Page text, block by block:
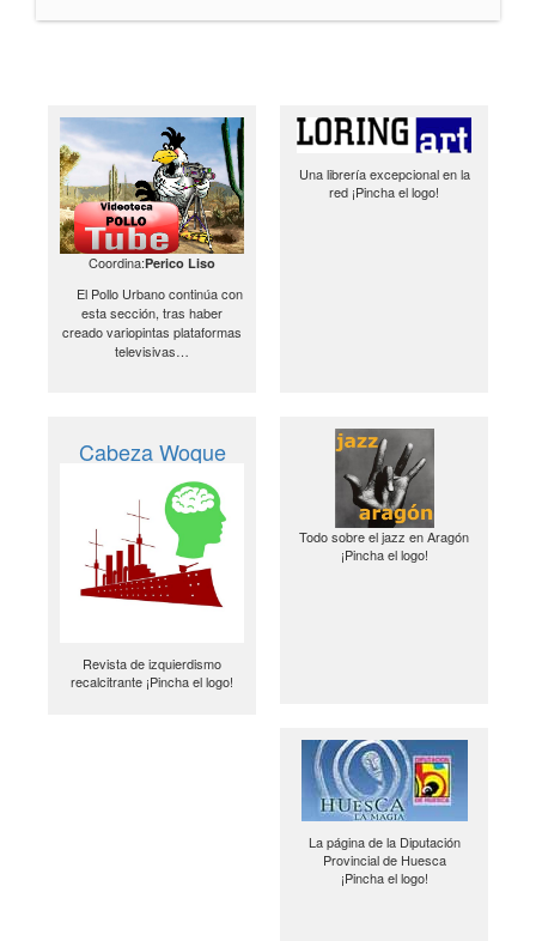
Coordina:Perico Liso
El Pollo Urbano continúa con
esta sección, tras haber
creado variopintas plataformas
televisivas…
Una librería excepcional en la
red ¡Pincha el logo!
Cabeza Woque
Revista de izquierdismo
recalcitrante ¡Pincha el logo!
Todo sobre el jazz en Aragón
¡Pincha el logo!
La página de la Diputación
Provincial de Huesca
¡Pincha el logo!